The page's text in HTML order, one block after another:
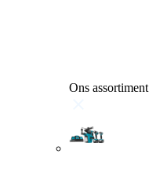
Ons assortiment